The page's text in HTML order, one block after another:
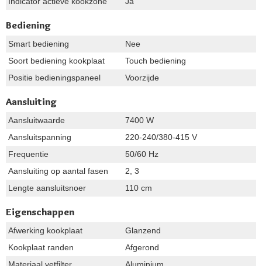
Bediening
Smart bediening
Nee
Soort bediening kookplaat
Touch bediening
Positie bedieningspaneel
Voorzijde
Aansluiting
Aansluitwaarde
7400 W
Aansluitspanning
220-240/380-415 V
Frequentie
50/60 Hz
Aansluiting op aantal fasen
2, 3
Lengte aansluitsnoer
110 cm
Eigenschappen
Afwerking kookplaat
Glanzend
Kookplaat randen
Afgerond